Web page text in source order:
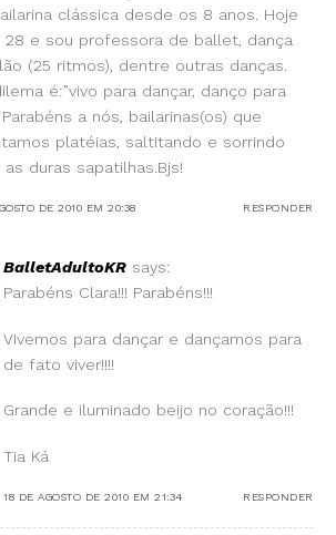
clássica desde os 8 anos. Hoje
28 e sou professora de ballet, dança
(25 ritmos), dentre outras danças.
é:”vivo para dançar, danço para
Parabéns a nós, bailarinas(os) que
platéias, saltitando e sorrindo
as duras sapatilhas.Bjs!
DE 2010 EM 20:38 RESPONDER
BalletAdultoKR says:
Parabéns Clara!!! Parabéns!!!
VIvemos para dançar e dançamos para
de fato viver!!!!
Grande e iluminado beijo no coração!!!
Tia Ká
18 DE AGOSTO DE 2010 EM 21:34 RESPONDER